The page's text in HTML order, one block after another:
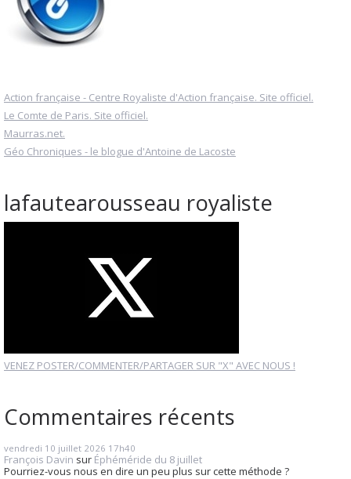
Action française - Centre Royaliste d'Action française. Site officiel.
Le Comte de Paris. Site officiel.
Maurras.net.
Géo Chroniques - le blogue d'Antoine de Lacoste
lafautearousseau royaliste
VENEZ POSTER/COMMENTER/PARTAGER SUR "X" AVEC NOUS !
Commentaires récents
vendredi 10 juillet 2026 17h40
François Davin sur Éphéméride du 8 juillet
Pourriez-vous nous en dire un peu plus sur cette méthode ?